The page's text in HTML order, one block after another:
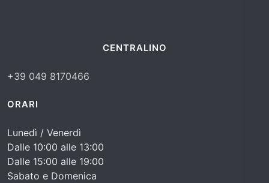
CENTRALINO
+39 049 8170466
ORARI
Lunedì / Venerdì
Dalle 10:00 alle 13:00
Dalle 15:00 alle 19:00
Sabato e Domenica